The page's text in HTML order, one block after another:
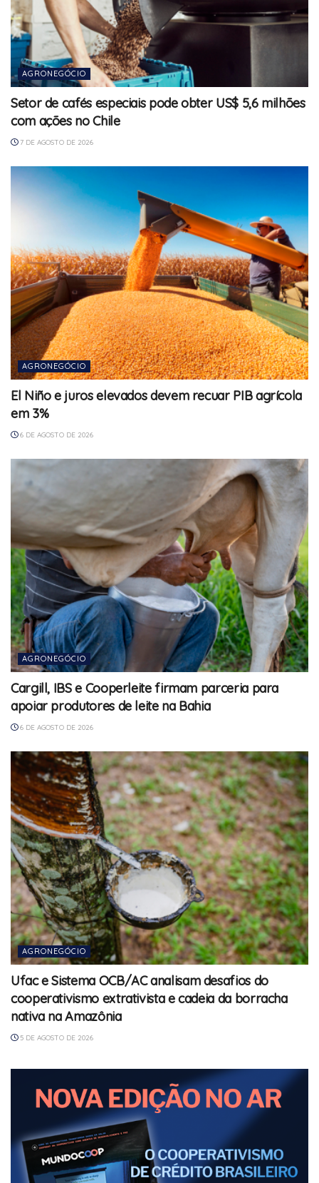
AGRONEGÓCIO
Setor de cafés especiais pode obter US$ 5,6 milhões
com ações no Chile
7 DE AGOSTO DE 2026
AGRONEGÓCIO
El Niño e juros elevados devem recuar PIB agrícola
em 3%
6 DE AGOSTO DE 2026
AGRONEGÓCIO
Cargill, IBS e Cooperleite firmam parceria para
apoiar produtores de leite na Bahia
6 DE AGOSTO DE 2026
AGRONEGÓCIO
Ufac e Sistema OCB/AC analisam desafios do
cooperativismo extrativista e cadeia da borracha
nativa na Amazônia
5 DE AGOSTO DE 2026